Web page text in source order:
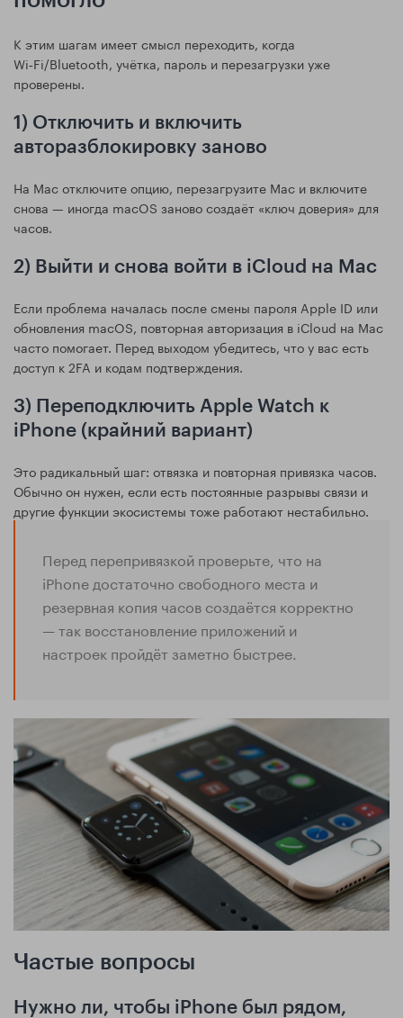
К этим шагам имеет смысл переходить, когда
Wi‑Fi/Bluetooth, учётка, пароль и перезагрузки уже
проверены.
1) Отключить и включить
авторазблокировку заново
На Mac отключите опцию, перезагрузите Mac и включите
снова — иногда macOS заново создаёт «ключ доверия» для
часов.
2) Выйти и снова войти в iCloud на Mac
Если проблема началась после смены пароля Apple ID или
обновления macOS, повторная авторизация в iCloud на Mac
часто помогает. Перед выходом убедитесь, что у вас есть
доступ к 2FA и кодам подтверждения.
3) Переподключить Apple Watch к
iPhone (крайний вариант)
Это радикальный шаг: отвязка и повторная привязка часов.
Обычно он нужен, если есть постоянные разрывы связи и
другие функции экосистемы тоже работают нестабильно.
Перед перепривязкой проверьте, что на
iPhone достаточно свободного места и
резервная копия часов создаётся корректно
— так восстановление приложений и
настроек пройдёт заметно быстрее.
Частые вопросы
Нужно ли, чтобы iPhone был рядом,